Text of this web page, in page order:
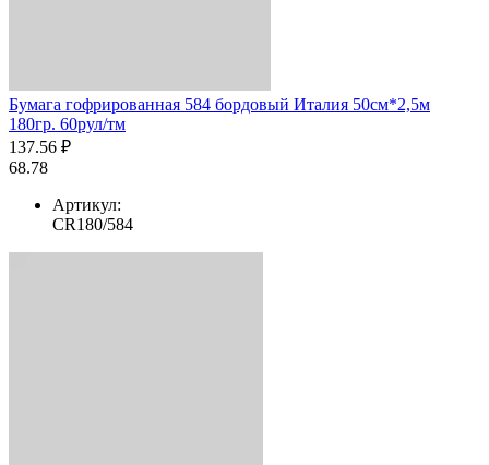
Бумага гофрированная 584 бордовый Италия 50см*2,5м
180гр. 60рул/тм
137.56 ₽
68.78
Артикул:
CR180/584